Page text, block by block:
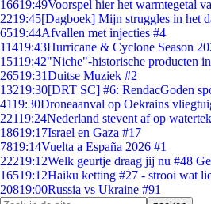
16619:49Voorspel hier het warmtegetal
2219:45[Dagboek] Mijn struggles in het
6519:44Afvallen met injecties #4
11419:43Hurricane & Cyclone Season
15119:42"Niche"-historische producten
26519:31Duitse Muziek #2
13219:30[DRT SC] #6: RendacGoden
4119:30Droneaanval op Oekrains
22119:24Nederland stevent af op
18619:17Israel en Gaza #17
7819:14Vuelta a España 2026 #1
22219:12Welk geurtje draag jij nu #48
16519:12Haiku ketting #27 - strooi wat
20819:00Russia vs Ukraine #91